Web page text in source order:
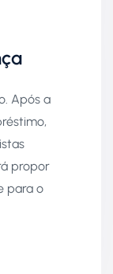
Após a
propor
para o